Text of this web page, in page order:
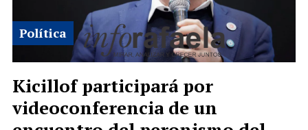
Kicillof participará por
videoconferencia de un
Política